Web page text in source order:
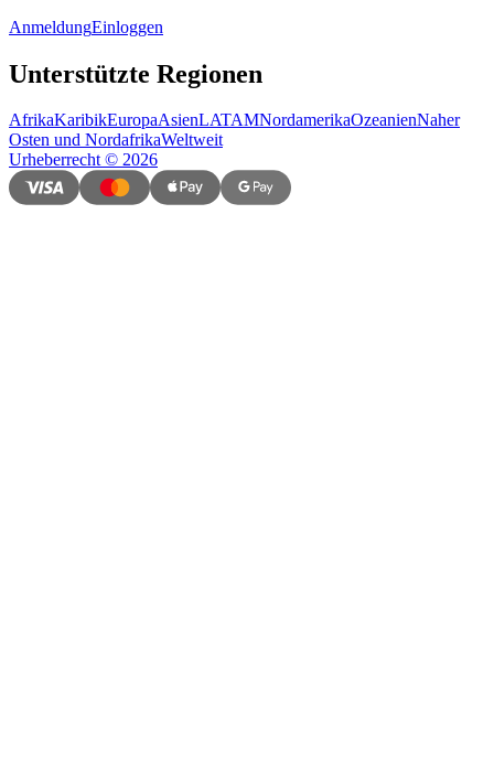
AnmeldungEinloggen
Unterstützte Regionen
AfrikaKaribikEuropaAsienLATAMNordamerikaOzeanienNaher
Osten und NordafrikaWeltweit
Urheberrecht© 2026